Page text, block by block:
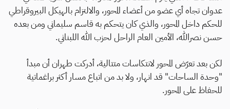
عدوان تجاه أي عضو من أعضاء المحور، والالتزام بالهيكل البيروقراطي
للحكم داخل المحور، والذي كان يتحكم به قاسم سليماني ومن بعده
حسن نصرالله، الأمين العام الراحل لحزب الله اللبناني.
لكن بعد تعرّض المحور لانتكاسات متتالية، أدركت طهران أن مبدأ
"وحدة الساحات" قد انهار، ولا بد من اتباع مسار أكثر براغماتية
للحفاظ على المحور.